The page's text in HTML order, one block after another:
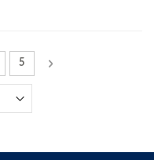
la página
Página
5 Página
Siguiente